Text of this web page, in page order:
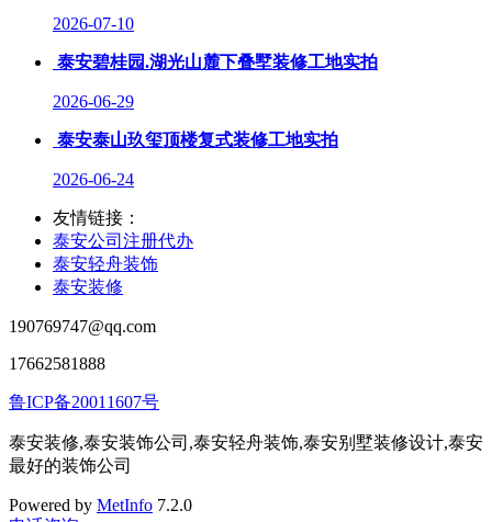
2026-07-10
泰安碧桂园.湖光山麓下叠墅装修工地实拍
2026-06-29
泰安泰山玖玺顶楼复式装修工地实拍
2026-06-24
友情链接：
泰安公司注册代办
泰安轻舟装饰
泰安装修
190769747@qq.com
17662581888
鲁ICP备20011607号
泰安装修,泰安装饰公司,泰安轻舟装饰,泰安别墅装修设计,泰安
最好的装饰公司
Powered by MetInfo 7.2.0